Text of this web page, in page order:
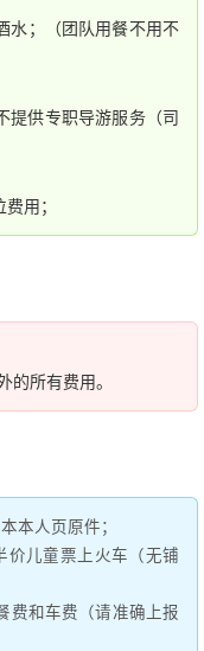
水；（团队用餐不用不
提供专职导游服务（司
用；
所有费用。
本人页原件；
价儿童票上火车（无铺
费和车费（请准确上报